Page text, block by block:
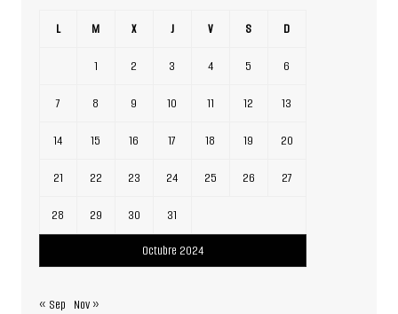
Octubre 2024
L M X J V S D
1 2 3 4 5 6
7 8 9 10 11 12 13
14 15 16 17 18 19 20
21 22 23 24 25 26 27
28 29 30 31
« Sep Nov »